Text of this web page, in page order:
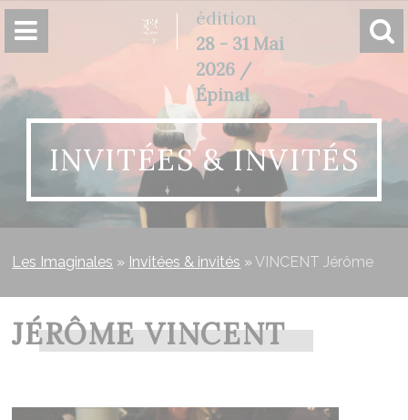
édition
28 - 31 Mai
2026 /
Épinal
INVITÉES & INVITÉS
Les Imaginales » Invitées & invités »VINCENT Jérôme
JÉRÔME VINCENT
Panneau de gestion des cookies